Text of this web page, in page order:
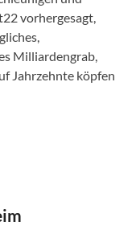
vorhergesagt,
Milliardengrab,
Jahrzehnte köpfen